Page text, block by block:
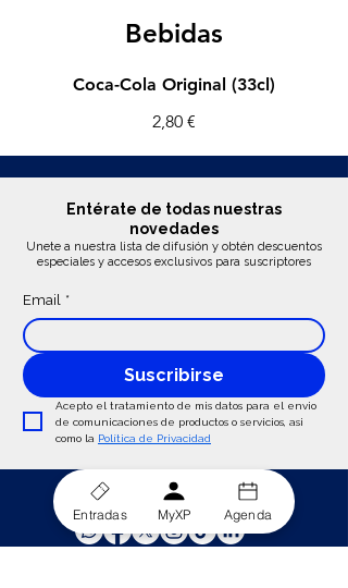
Bebidas
Coca-Cola Original (33cl)
2,80 €
Entérate de todas nuestras
novedades
Unete a nuestra lista de difusión y obtén descuentos
especiales y accesos exclusivos para suscriptores
Email *
Suscribirse
Acepto el tratamiento de mis datos para el envio
de comunicaciones de productos o servicios, asi
como la Política de Privacidad
Sigue Conectado:
Entradas MyXP Agenda